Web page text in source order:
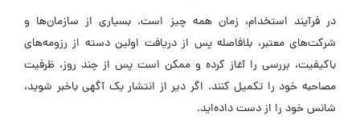
در فرآیند استخدام، زمان همه چیز است. بسیاری از سازمان‌ها و
شرکت‌های معتبر، بلافاصله پس از دریافت اولین دسته‌ از رزومه‌های
باکیفیت، بررسی را آغاز کرده و ممکن است پس از چند روز، ظرفیت
مصاحبه خود را تکمیل کنند. اگر دیر از انتشار یک آگهی باخبر شوید،
شانس خود را از دست داده‌اید.